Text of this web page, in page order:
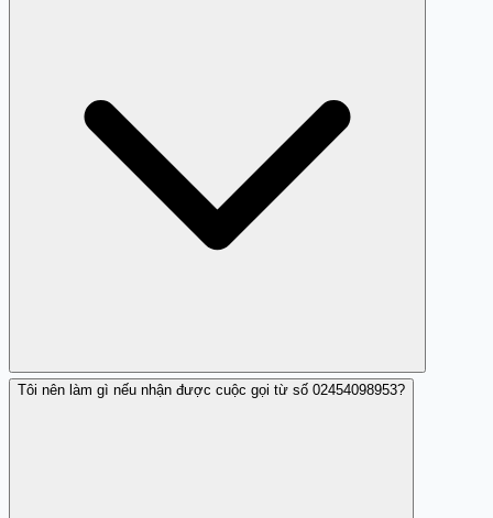
Cuộc gọi từ số 02454098953 thường thông báo trúng
Tôi nên làm gì nếu nhận được cuộc gọi từ số 02454098953?